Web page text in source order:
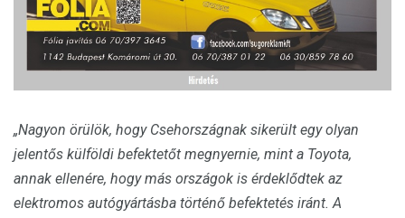
„Nagyon örülök, hogy Csehországnak sikerült egy olyan
jelentős külföldi befektetőt megnyernie, mint a Toyota,
annak ellenére, hogy más országok is érdeklődtek az
elektromos autógyártásba történő befektetés iránt. A